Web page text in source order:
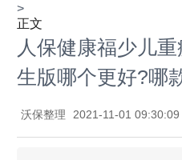
>
正文
人保健康福少儿
生版哪个更好?哪
沃保整理 2021-11-01 09:30:09